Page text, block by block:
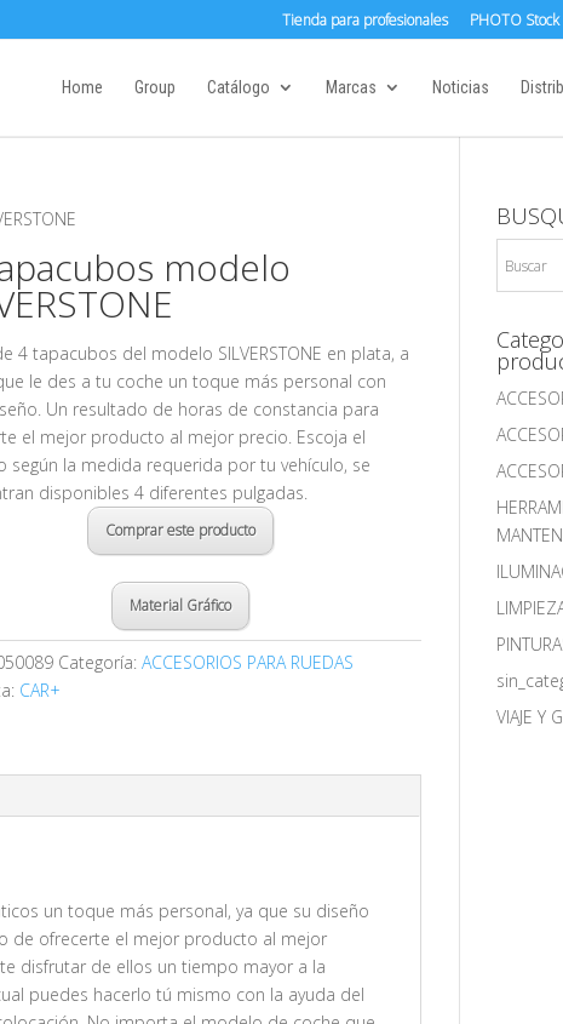
Tienda para profesionales PHOTO Stock
Home Group Catálogo Marcas Noticias
modelo
4 tapacubos del modelo SILVERSTONE en plata, a
le des a tu coche un toque más personal con
Un resultado de horas de constancia para
el mejor producto al mejor precio. Escoja el
según la medida requerida por tu vehículo, se
disponibles 4 diferentes pulgadas.
Comprar este producto
Material Gráfico
Categoría:ACCESORIOS PARA RUEDAS
CAR+
un toque más personal, ya que su diseño
de ofrecerte el mejor producto al mejor
disfrutar de ellos un tiempo mayor a la
puedes hacerlo tú mismo con la ayuda del
VIAJE Y